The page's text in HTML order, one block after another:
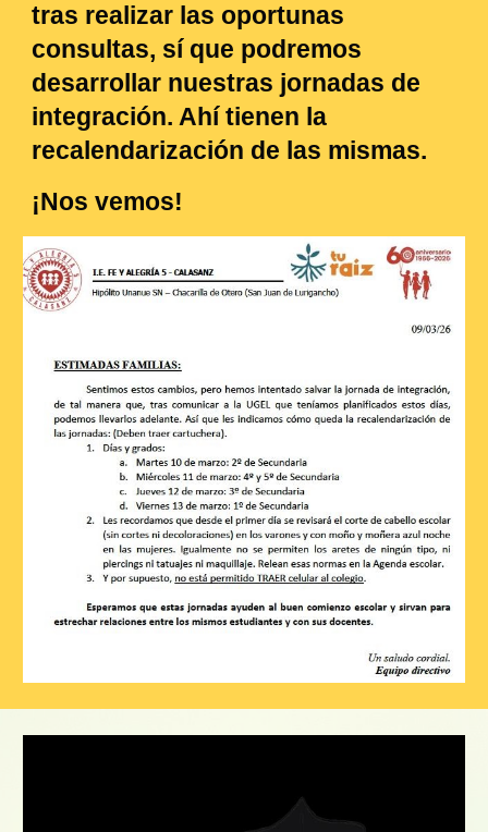
tras realizar las oportunas
consultas, sí que podremos
desarrollar nuestras jornadas de
integración. Ahí tienen la
recalendarización de las mismas.
¡Nos vemos!